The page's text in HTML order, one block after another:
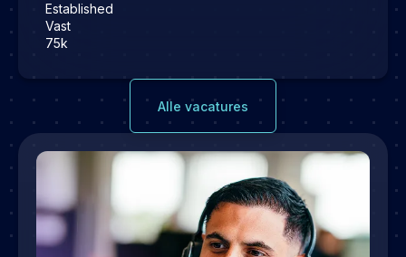
Established
Vast
75k
Alle vacatures